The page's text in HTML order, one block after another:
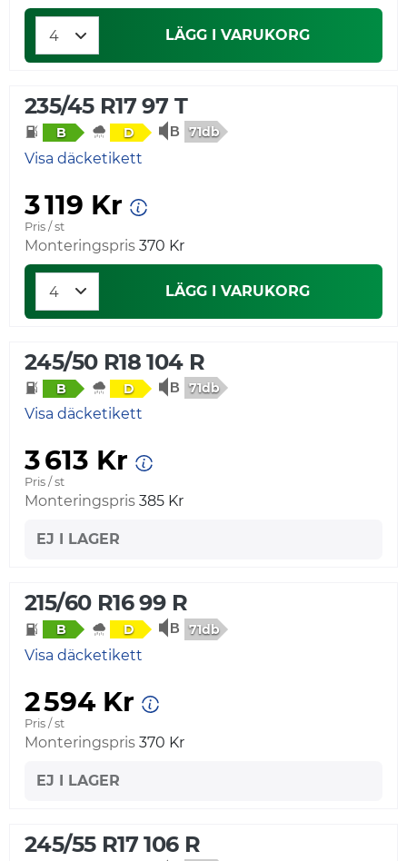
LÄGG I VARUKORG
235/45 R17 97 T
B D 71db
Visa däcketikett
3 119 Kr
Pris / st
Monteringspris 370 Kr
LÄGG I VARUKORG
245/50 R18 104 R
B D 71db
Visa däcketikett
3 613 Kr
Pris / st
Monteringspris 385 Kr
EJ I LAGER
215/60 R16 99 R
B D 71db
Visa däcketikett
2 594 Kr
Pris / st
Monteringspris 370 Kr
EJ I LAGER
245/55 R17 106 R